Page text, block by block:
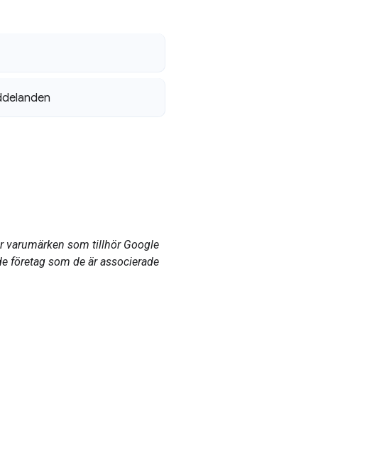
varumärken som tillhör Google
företag som de är associerade